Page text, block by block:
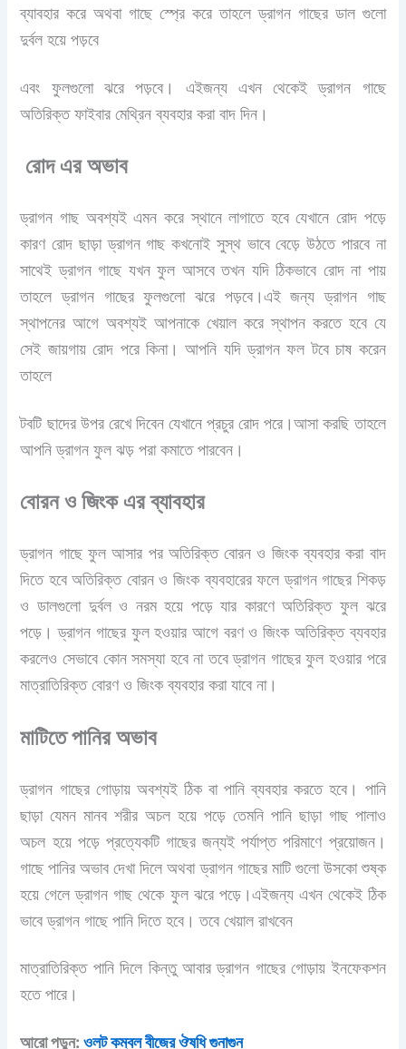
ব্যাবহার করে অথবা গাছে স্প্রে করে তাহলে ড্রাগন গাছের ডাল গুলো
দুর্বল হয়ে পড়বে
এবং ফুলগুলো ঝরে পড়বে। এইজন্য এখন থেকেই ড্রাগন গাছে
অতিরিক্ত ফাইবার মেথ্রিন ব্যবহার করা বাদ দিন।
রোদ এর অভাব
ড্রাগন গাছ অবশ্যই এমন করে স্থানে লাগাতে হবে যেখানে রোদ পড়ে
কারণ রোদ ছাড়া ড্রাগন গাছ কখনোই সুস্থ ভাবে বেড়ে উঠতে পারবে না
সাথেই ড্রাগন গাছে যখন ফুল আসবে তখন যদি ঠিকভাবে রোদ না পায়
তাহলে ড্রাগন গাছের ফুলগুলো ঝরে পড়বে।এই জন্য ড্রাগন গাছ
স্থাপনের আগে অবশ্যই আপনাকে খেয়াল করে স্থাপন করতে হবে যে
সেই জায়গায় রোদ পরে কিনা। আপনি যদি ড্রাগন ফল টবে চাষ করেন
তাহলে
টবটি ছাদের উপর রেখে দিবেন যেখানে প্রচুর রোদ পরে।আসা করছি তাহলে
আপনি ড্রাগন ফুল ঝড় পরা কমাতে পারবেন।
বোরন ও জিংক এর ব্যাবহার
ড্রাগন গাছে ফুল আসার পর অতিরিক্ত বোরন ও জিংক ব্যবহার করা বাদ
দিতে হবে অতিরিক্ত বোরন ও জিংক ব্যবহারের ফলে ড্রাগন গাছের শিকড়
ও ডালগুলো দুর্বল ও নরম হয়ে পড়ে যার কারণে অতিরিক্ত ফুল ঝরে
পড়ে। ড্রাগন গাছের ফুল হওয়ার আগে বরণ ও জিংক অতিরিক্ত ব্যবহার
করলেও সেভাবে কোন সমস্যা হবে না তবে ড্রাগন গাছের ফুল হওয়ার পরে
মাত্রাতিরিক্ত বোরণ ও জিংক ব্যবহার করা যাবে না।
মাটিতে পানির অভাব
ড্রাগন গাছের গোড়ায় অবশ্যই ঠিক বা পানি ব্যবহার করতে হবে। পানি
ছাড়া যেমন মানব শরীর অচল হয়ে পড়ে তেমনি পানি ছাড়া গাছ পালাও
অচল হয়ে পড়ে প্রত্যেকটি গাছের জন্যই পর্যাপ্ত পরিমাণে প্রয়োজন।
গাছে পানির অভাব দেখা দিলে অথবা ড্রাগন গাছের মাটি গুলো উসকো শুষ্ক
হয়ে গেলে ড্রাগন গাছ থেকে ফুল ঝরে পড়ে।এইজন্য এখন থেকেই ঠিক
ভাবে ড্রাগন গাছে পানি দিতে হবে। তবে খেয়াল রাখবেন
মাত্রাতিরিক্ত পানি দিলে কিন্তু আবার ড্রাগন গাছের গোড়ায় ইনফেকশন
হতে পারে।
আরো পড়ুন:ওলট কম্বল বীজের ঔষধি গুনাগুন